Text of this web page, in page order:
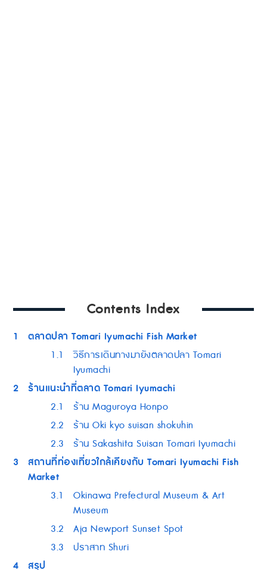
Contents Index
1 ตลาดปลา Tomari Iyumachi Fish Market
1.1
วิธีการเดินทางมายังตลาดปลา Tomari
Iyumachi
2 ร้านแนะนำที่ตลาด Tomari Iyumachi
2.1
ร้าน Maguroya Honpo
2.2
ร้าน Oki kyo suisan shokuhin
2.3
ร้าน Sakashita Suisan Tomari Iyumachi
3
สถานที่ท่องเที่ยวใกล้เคียงกับ Tomari Iyumachi Fish
Market
3.1
Okinawa Prefectural Museum & Art
Museum
3.2
Aja Newport Sunset Spot
3.3
ปราสาท Shuri
4 สรุป